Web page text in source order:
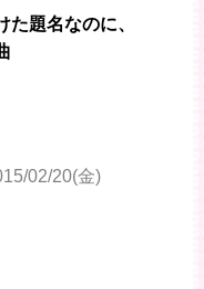
題名なのに、
02/20(金)